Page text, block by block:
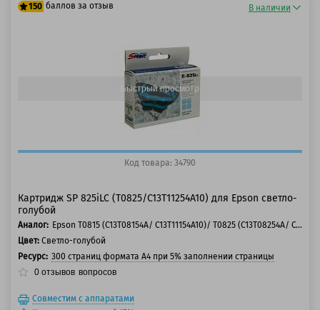
150 баллов за отзыв В наличии
Быстрый просмотр
Код товара: 34790
Картридж SP 825iLC (T0825/C13T11254A10) для Epson светло-
голубой
Аналог:
Epson T0815 (C13T08154A/ C13T11154A10)/ T0825 (C13T08254A/ C13T11254A10)
Цвет: Светло-голубой
Ресурс: 300 страниц формата А4 при 5% заполнении страницы
0 отзывов вопросов
Совместим с аппаратами